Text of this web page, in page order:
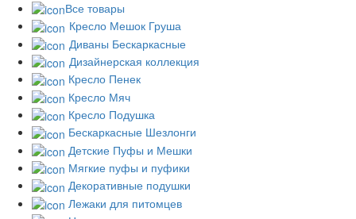
Все товары
Кресло Мешок Груша
Диваны Бескаркасные
Дизайнерская коллекция
Кресло Пенек
Кресло Мяч
Кресло Подушка
Бескаркасные Шезлонги
Детские Пуфы и Мешки
Мягкие пуфы и пуфики
Декоративные подушки
Лежаки для питомцев